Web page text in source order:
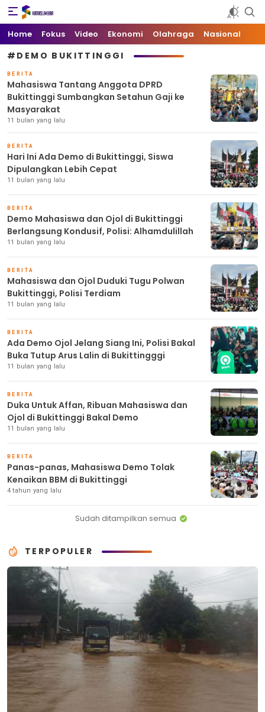
Kata Sumbar
Berita Sumbar Hari Ini
Home Fokus Video Ekonomi Olahraga Nasional
#DEMO BUKITTINGGI
BERITA
Mahasiswa Tantang Anggota DPRD
Bukittinggi Sumbangkan Setahun Gaji ke
Masyarakat
11 bulan yang lalu
BERITA
Hari Ini Ada Demo di Bukittinggi, Siswa
Dipulangkan Lebih Cepat
11 bulan yang lalu
BERITA
Demo Mahasiswa dan Ojol di Bukittinggi
Berlangsung Kondusif, Polisi: Alhamdulillah
11 bulan yang lalu
BERITA
Mahasiswa dan Ojol Duduki Tugu Polwan
Bukittinggi, PoIisi Terdiam
11 bulan yang lalu
BERITA
Ada Demo Ojol Jelang Siang Ini, Polisi Bakal
Buka Tutup Arus Lalin di Bukittingggi
11 bulan yang lalu
BERITA
Duka Untuk Affan, Ribuan Mahasiswa dan
Ojol di Bukittinggi Bakal Demo
11 bulan yang lalu
BERITA
Panas-panas, Mahasiswa Demo Tolak
Kenaikan BBM di Bukittinggi
4 tahun yang lalu
Sudah ditampilkan semua
TERPOPULER